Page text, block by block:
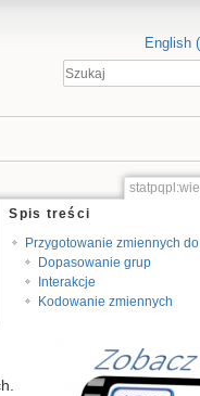
English
Spis treści
Przygotowanie zmiennych
Dopasowanie grup
Interakcje
Kodowanie zmiennych